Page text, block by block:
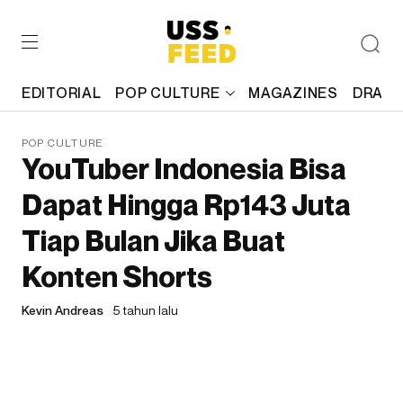
EDITORIAL POP CULTURE MAGAZINES
POP CULTURE
YouTuber Indonesia Bisa
Dapat Hingga Rp143 Juta
Tiap Bulan Jika Buat
Konten Shorts
Kevin Andreas 5 tahun lalu